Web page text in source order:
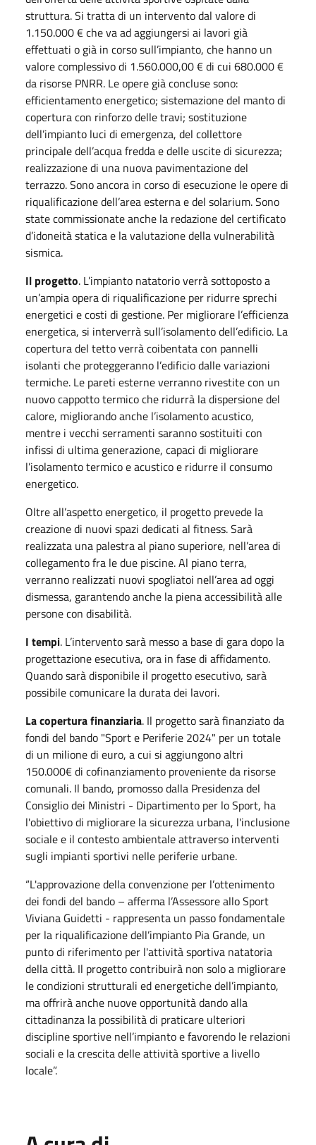
struttura. Si tratta di un intervento dal valore di
1.150.000 € che va ad aggiungersi ai lavori già
effettuati o già in corso sull’impianto, che hanno un
valore complessivo di 1.560.000,00 € di cui 680.000 €
da risorse PNRR. Le opere già concluse sono:
efficientamento energetico; sistemazione del manto di
copertura con rinforzo delle travi; sostituzione
dell’impianto luci di emergenza, del collettore
principale dell’acqua fredda e delle uscite di sicurezza;
realizzazione di una nuova pavimentazione del
terrazzo. Sono ancora in corso di esecuzione le opere di
riqualificazione dell’area esterna e del solarium. Sono
state commissionate anche la redazione del certificato
d’idoneità statica e la valutazione della vulnerabilità
sismica.
Il progetto. L’impianto natatorio verrà sottoposto a
un’ampia opera di riqualificazione per ridurre sprechi
energetici e costi di gestione. Per migliorare l’efficienza
energetica, si interverrà sull’isolamento dell’edificio. La
copertura del tetto verrà coibentata con pannelli
isolanti che proteggeranno l’edificio dalle variazioni
termiche. Le pareti esterne verranno rivestite con un
nuovo cappotto termico che ridurrà la dispersione del
calore, migliorando anche l’isolamento acustico,
mentre i vecchi serramenti saranno sostituiti con
infissi di ultima generazione, capaci di migliorare
l’isolamento termico e acustico e ridurre il consumo
energetico.
Oltre all’aspetto energetico, il progetto prevede la
creazione di nuovi spazi dedicati al fitness. Sarà
realizzata una palestra al piano superiore, nell’area di
collegamento fra le due piscine. Al piano terra,
verranno realizzati nuovi spogliatoi nell’area ad oggi
dismessa, garantendo anche la piena accessibilità alle
persone con disabilità.
I tempi. L’intervento sarà messo a base di gara dopo la
progettazione esecutiva, ora in fase di affidamento.
Quando sarà disponibile il progetto esecutivo, sarà
possibile comunicare la durata dei lavori.
La copertura finanziaria. Il progetto sarà finanziato da
fondi del bando "Sport e Periferie 2024" per un totale
di un milione di euro, a cui si aggiungono altri
150.000€ di cofinanziamento proveniente da risorse
comunali. Il bando, promosso dalla Presidenza del
Consiglio dei Ministri - Dipartimento per lo Sport, ha
l'obiettivo di migliorare la sicurezza urbana, l'inclusione
sociale e il contesto ambientale attraverso interventi
sugli impianti sportivi nelle periferie urbane.
“L'approvazione della convenzione per l’ottenimento
dei fondi del bando – afferma l’Assessore allo Sport
Viviana Guidetti - rappresenta un passo fondamentale
per la riqualificazione dell’impianto Pia Grande, un
punto di riferimento per l'attività sportiva natatoria
della città. Il progetto contribuirà non solo a migliorare
le condizioni strutturali ed energetiche dell’impianto,
ma offrirà anche nuove opportunità dando alla
cittadinanza la possibilità di praticare ulteriori
discipline sportive nell’impianto e favorendo le relazioni
sociali e la crescita delle attività sportive a livello
locale”.